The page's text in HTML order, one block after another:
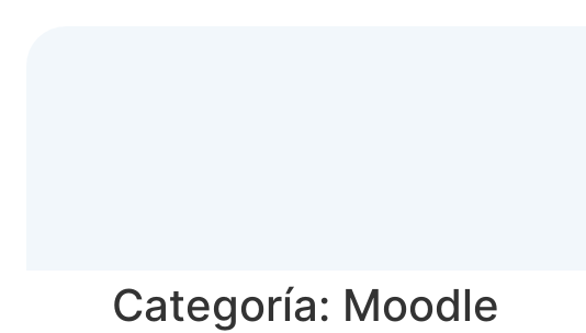
Categoría: Moodle